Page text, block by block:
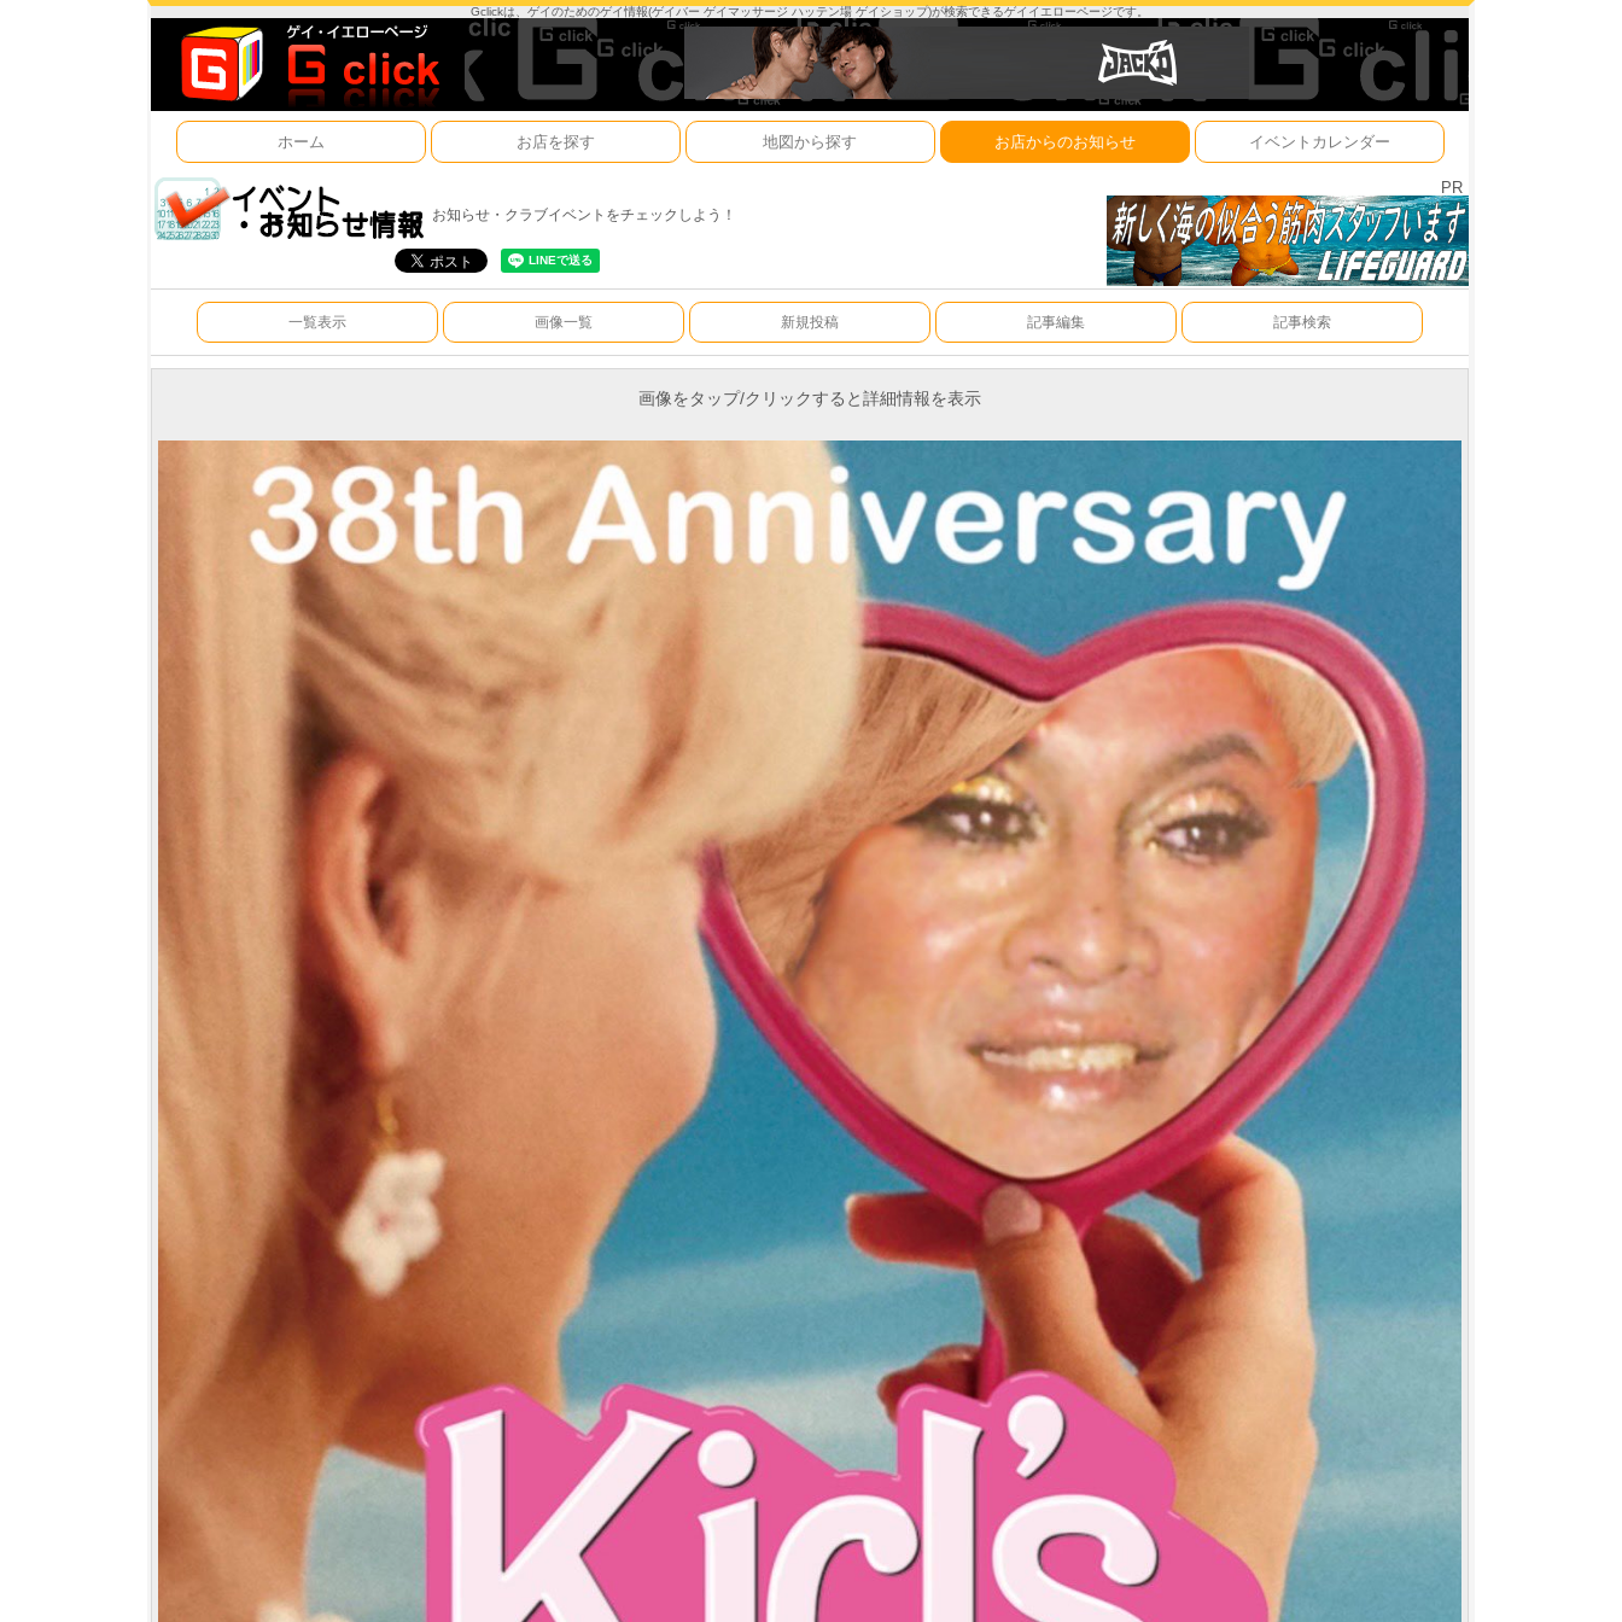
Gclickは、ゲイのためのゲイ情報(ゲイバー ゲイマッサージ ハッテン場 ゲイショップ)が検索できるゲイイエローページです。
ホーム お店を探す 地図から探す お店からのお知らせ イベントカレンダー
お知らせ・クラブイベントをチェックしよう！
PR
一覧表示 画像一覧 新規投稿 記事編集 記事検索
画像をタップ/クリックすると詳細情報を表示